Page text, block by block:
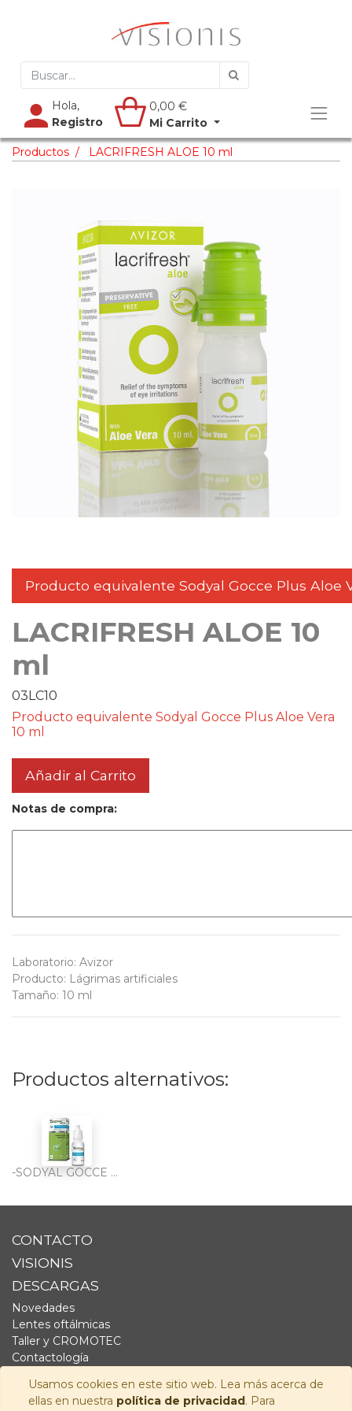
Usamos cookies en este sitio web. Lea más acerca de
ellas en nuestra política de privacidad. Para
Hola,
Registro
0,00 €
Mi Carrito
Productos LACRIFRESH ALOE 10 ml
Producto equivalente Sodyal Gocce Plus Aloe
LACRIFRESH ALOE 10
ml
03LC10
Producto equivalente Sodyal Gocce Plus Aloe Vera
10 ml
Añadir al Carrito
Notas de compra:
Laboratorio: Avizor
Producto: Lágrimas artificiales
Tamaño: 10 ml
Productos alternativos:
-SODYAL GOCCE PLUS ALOE VERA 10 ml
CONTACTO
VISIONIS
DESCARGAS
Novedades
Lentes oftálmicas
Taller y CROMOTEC
Contactología
Fornitura
Audiología